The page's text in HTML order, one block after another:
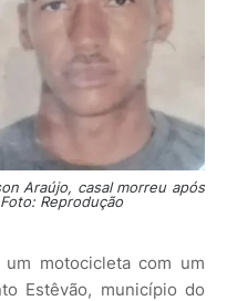
Araújo, casal morreu após
Reprodução
motocicleta com um
Estêvão, município do